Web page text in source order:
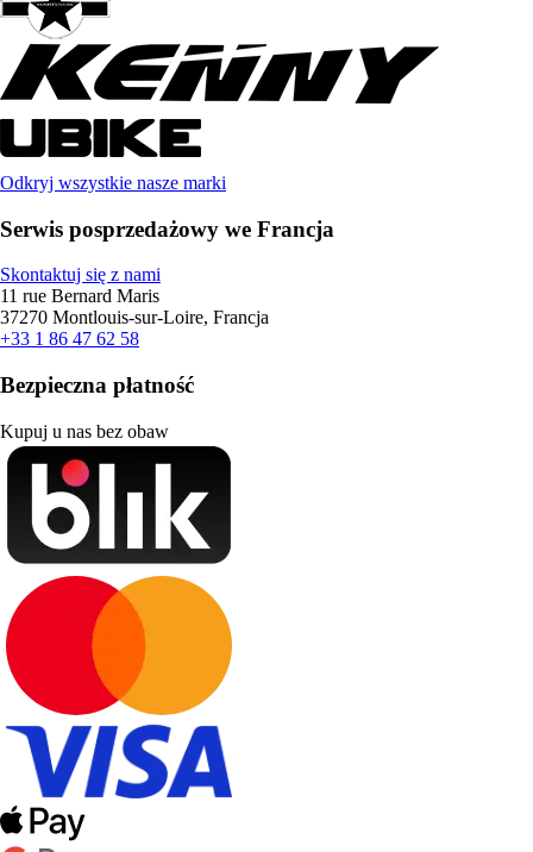
Odkryj wszystkie nasze marki
Serwis posprzedażowy we Francja
Skontaktuj się z nami
11 rue Bernard Maris
37270 Montlouis-sur-Loire, Francja
+33 1 86 47 62 58
Bezpieczna płatność
Kupuj u nas bez obaw